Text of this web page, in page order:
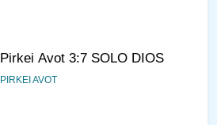
Pirkei Avot 3:7 SOLO DIOS
PIRKEI AVOT